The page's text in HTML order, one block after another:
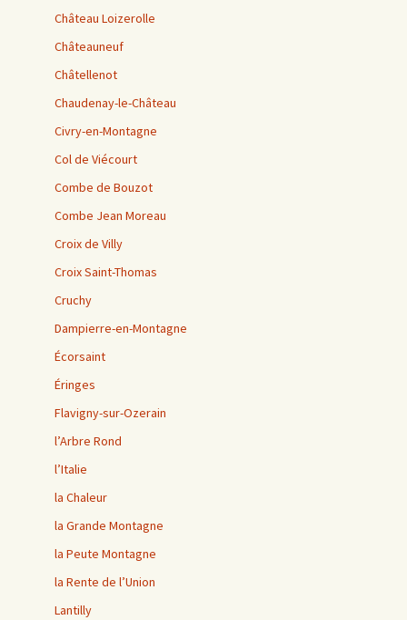
Château Loizerolle
Châteauneuf
Châtellenot
Chaudenay-le-Château
Civry-en-Montagne
Col de Viécourt
Combe de Bouzot
Combe Jean Moreau
Croix de Villy
Croix Saint-Thomas
Cruchy
Dampierre-en-Montagne
Écorsaint
Éringes
Flavigny-sur-Ozerain
l’Arbre Rond
l’Italie
la Chaleur
la Grande Montagne
la Peute Montagne
la Rente de l’Union
Lantilly